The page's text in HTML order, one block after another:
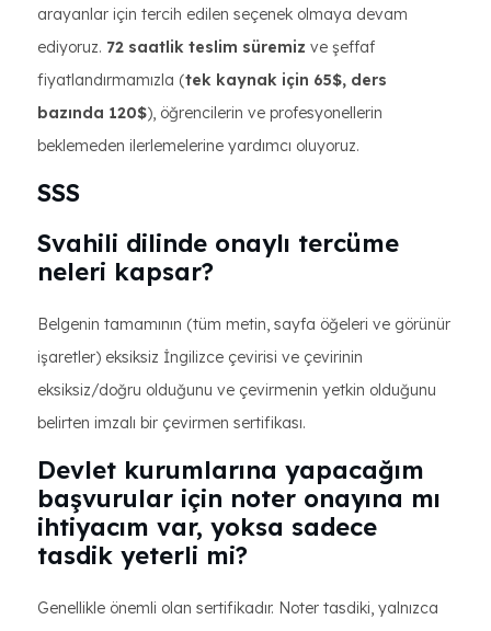
arayanlar için tercih edilen seçenek olmaya devam
ediyoruz. 72 saatlik teslim süremiz ve şeffaf
fiyatlandırmamızla (tek kaynak için 65$, ders
bazında 120$), öğrencilerin ve profesyonellerin
beklemeden ilerlemelerine yardımcı oluyoruz.
SSS
Svahili dilinde onaylı tercüme
neleri kapsar?
Belgenin tamamının (tüm metin, sayfa öğeleri ve görünür
işaretler) eksiksiz İngilizce çevirisi ve çevirinin
eksiksiz/doğru olduğunu ve çevirmenin yetkin olduğunu
belirten imzalı bir çevirmen sertifikası.
Devlet kurumlarına yapacağım
başvurular için noter onayına mı
ihtiyacım var, yoksa sadece
tasdik yeterli mi?
Genellikle önemli olan sertifikadır. Noter tasdiki, yalnızca